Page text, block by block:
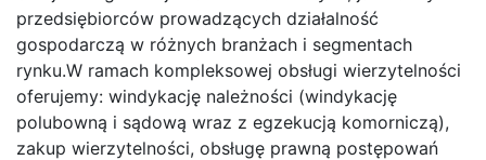
przedsiębiorców prowadzących działalność
gospodarczą w różnych branżach i segmentach
rynku.W ramach kompleksowej obsługi wierzytelności
oferujemy: windykację należności (windykację
polubowną i sądową wraz z egzekucją komorniczą),
zakup wierzytelności, obsługę prawną postępowań